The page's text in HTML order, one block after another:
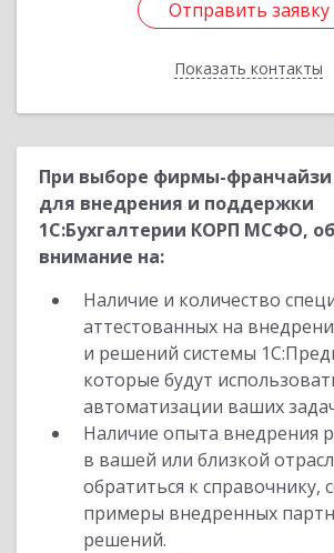
Отправить заявку
Показать контакты
Отправить заявку
Назад
При выборе фирмы-франчайзи
для внедрения и поддержки
1С:Бухгалтерии КОРП МСФО,
внимание на:
Наличие и количество
аттестованных на
и решений системы
которые будут
автоматизации ваших
Наличие опыта внедрения
в вашей или близкой
обратиться к
примеры внедренных
решений.